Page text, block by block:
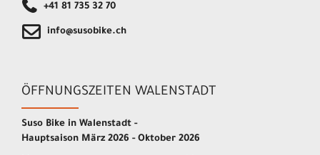
+41 81 735 32 70
info@susobike.ch
ÖFFNUNGSZEITEN WALENSTADT
Suso Bike in Walenstadt -
Hauptsaison März 2026 - Oktober 2026